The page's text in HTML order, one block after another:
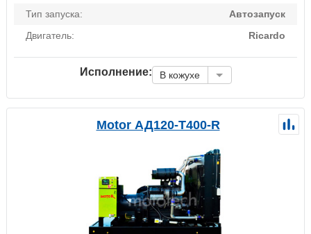
Тип запуска:
Автозапуск
Двигатель:
Ricardo
Исполнение: В кожухе
Motor АД120-Т400-R